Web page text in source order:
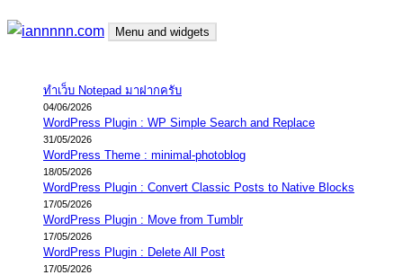
Skip
Menu and widgets
ทำเว็บ Notepad มาฝากครับ
04/06/2026
WordPress Plugin : WP Simple Search and Replace
31/05/2026
WordPress Theme : minimal-photoblog
18/05/2026
WordPress Plugin : Convert Classic Posts to Native Blocks
17/05/2026
WordPress Plugin : Move from Tumblr
17/05/2026
WordPress Plugin : Delete All Post
17/05/2026